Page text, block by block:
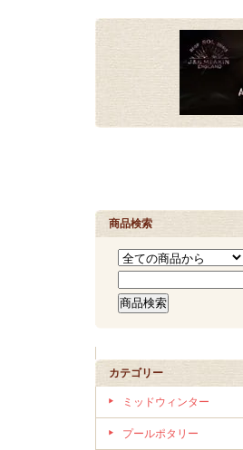
商品検索
カテゴリー
ミッドウィンター
プールポタリー